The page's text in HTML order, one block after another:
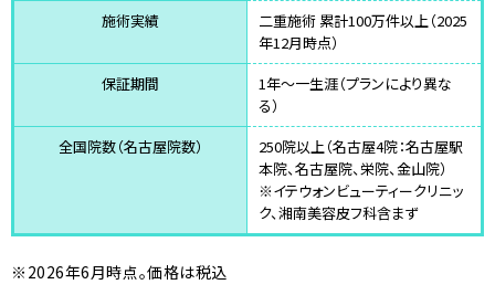
施術実績
二重施術 累計100万件以上（2025
年12月時点）
保証期間
1年〜一生涯（プランにより異な
る）
全国院数（名古屋院数）
250院以上（名古屋4院：名古屋駅
本院、名古屋院、栄院、金山院）
※イテウォンビューティークリニッ
ク、湘南美容皮フ科含まず
※2026年6月時点。価格は税込